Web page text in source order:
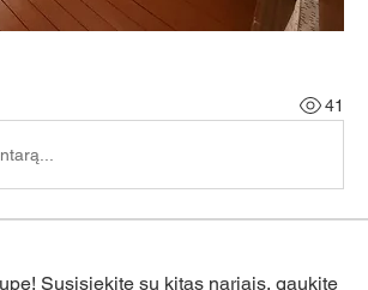
41
Susisiekite su kitas nariais, gaukite